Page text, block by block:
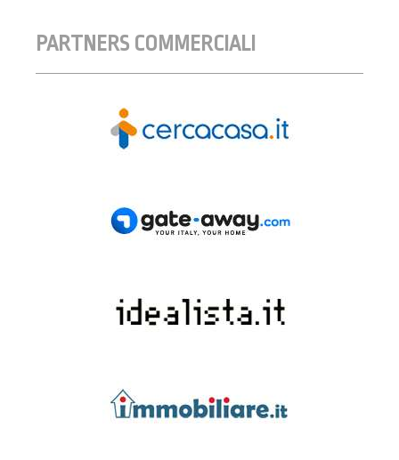
PARTNERS COMMERCIALI